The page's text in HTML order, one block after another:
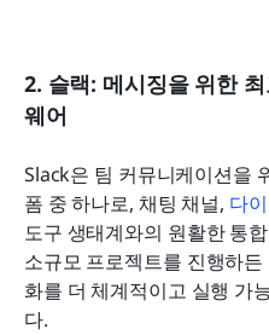
2. 슬랙: 메시징을 위한
웨어
Slack은 팀 커뮤니케이션을
폼 중 하나로, 채팅 채널, 다
도구 생태계와의 원활한 통
소규모 프로젝트를 진행하
화를 더 체계적이고 실행 가
다.